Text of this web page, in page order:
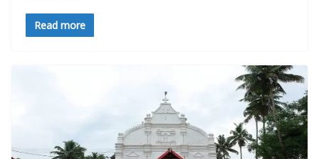
Read more